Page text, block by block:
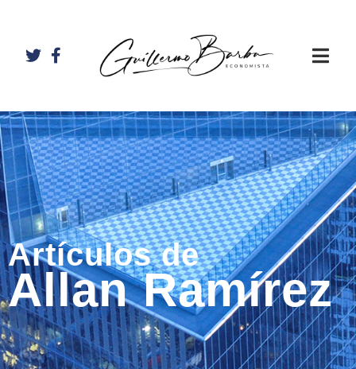
Artículos de
Allan Ramírez